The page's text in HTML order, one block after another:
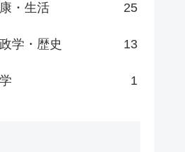
・生活 25
学・歴史 13
1